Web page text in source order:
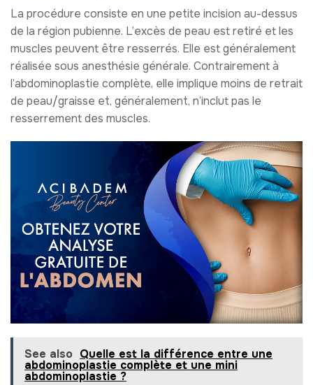
La procédure consiste en une petite incision au-dessus
de la région pubienne. L’excès de peau est retiré et les
muscles peuvent être resserrés. Elle est généralement
réalisée sous anesthésie générale. Contrairement à
l’abdominoplastie complète, elle implique moins de retrait
de peau/graisse et, généralement, n’inclut pas le
resserrement des muscles.
See also Quelle est la différence entre une
abdominoplastie complète et une mini
abdominoplastie ?